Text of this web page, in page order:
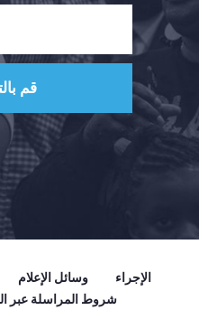
وسائل الإعلام
الإجراء
شروط المراسلة عبر